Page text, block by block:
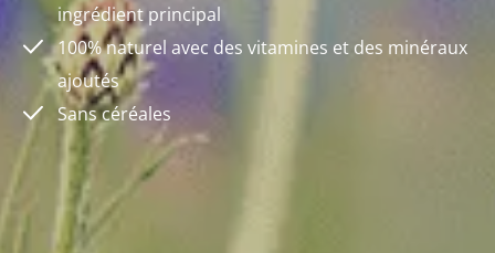
ingrédient principal
100% naturel avec des vitamines et des minéraux
ajoutés
Sans céréales